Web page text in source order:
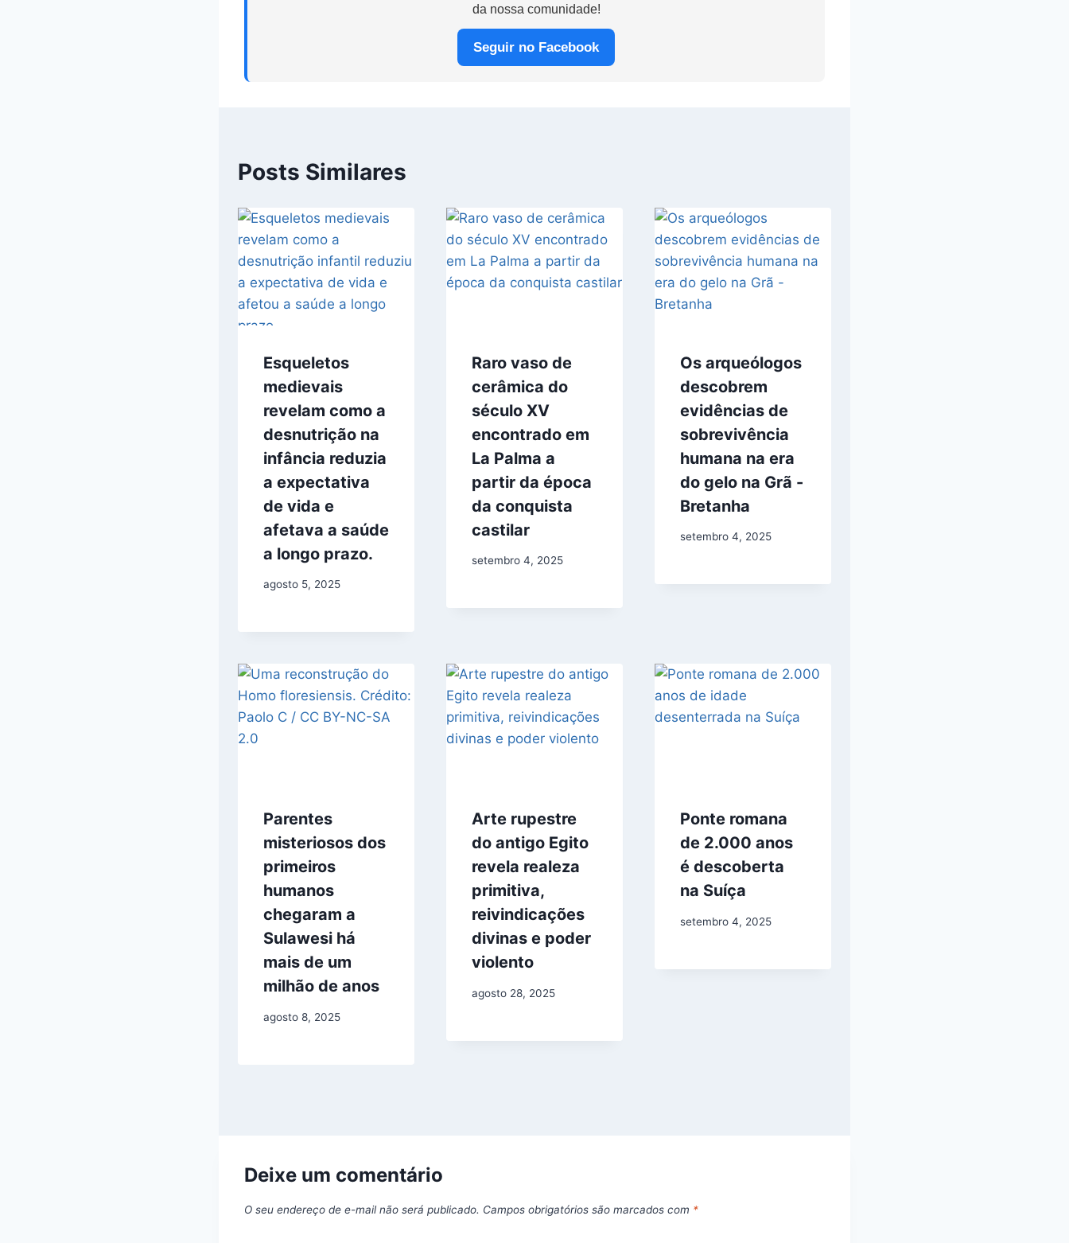
da nossa comunidade!
Seguir no Facebook
Posts Similares
Esqueletos
medievais
revelam como a
desnutrição na
infância reduzia
a expectativa
de vida e
afetava a saúde
a longo prazo.
agosto 5, 2025
Raro vaso de
cerâmica do
século XV
encontrado em
La Palma a
partir da época
da conquista
castilar
setembro 4, 2025
Os arqueólogos
descobrem
evidências de
sobrevivência
humana na era
do gelo na Grã -
Bretanha
setembro 4, 2025
Parentes
misteriosos dos
primeiros
humanos
chegaram a
Sulawesi há
mais de um
milhão de anos
agosto 8, 2025
Arte rupestre
do antigo Egito
revela realeza
primitiva,
reivindicações
divinas e poder
violento
agosto 28, 2025
Ponte romana
de 2.000 anos
é descoberta
na Suíça
setembro 4, 2025
Deixe um comentário
O seu endereço de e-mail não será publicado. Campos obrigatórios são marcados com *